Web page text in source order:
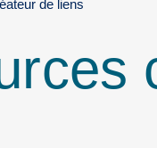
de liens